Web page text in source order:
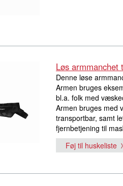
Løs
Denne løse
Armen bruges
bl.a. folk med
Armen bruges med
transportbar, samt
fjernbetjening til
Føj til huskeliste